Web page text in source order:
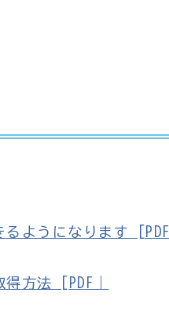
るようになります [PDF
方法 [PDF｜